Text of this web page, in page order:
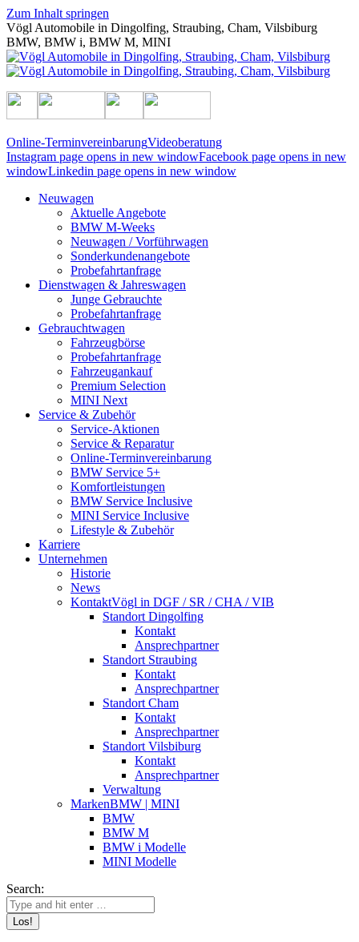
Zum Inhalt springen
Vögl Automobile in Dingolfing, Straubing, Cham, Vilsbiburg
BMW, BMW i, BMW M, MINI
Online-TerminvereinbarungVideoberatung
Instagram page opens in new windowFacebook page opens in new
windowLinkedin page opens in new window
Neuwagen
Aktuelle Angebote
BMW M-Weeks
Neuwagen / Vorführwagen
Sonderkunden­angebote
Probefahrt­anfrage
Dienstwagen & Jahreswagen
Junge Gebrauchte
Probefahrt­anfrage
Gebrauchtwagen
Fahrzeugbörse
Probefahrt­anfrage
Fahrzeugankauf
Premium Selection
MINI Next
Service & Zubehör
Service-Aktionen
Service & Reparatur
Online-Termin­vereinbarung
BMW Service 5+
Komfort­leistungen
BMW Service Inclusive
MINI Service Inclusive
Lifestyle & Zubehör
Karriere
Unternehmen
Historie
News
KontaktVögl in DGF / SR / CHA / VIB
Standort Dingolfing
Kontakt
Ansprechpartner
Standort Straubing
Kontakt
Ansprechpartner
Standort Cham
Kontakt
Ansprechpartner
Standort Vilsbiburg
Kontakt
Ansprechpartner
Verwaltung
MarkenBMW | MINI
BMW
BMW M
BMW i Modelle
MINI Modelle
Search: